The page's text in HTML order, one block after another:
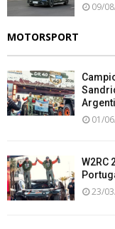
09/
MOTORSPORT
01/
W2RC
23/